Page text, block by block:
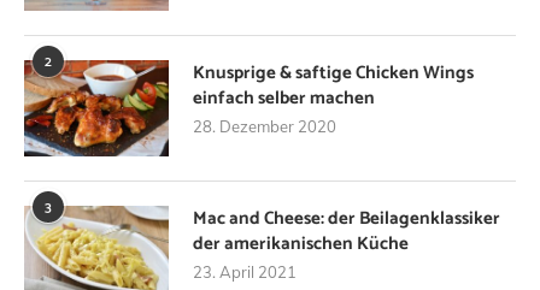
2
Knusprige & saftige Chicken Wings
einfach selber machen
28. Dezember 2020
3
Mac and Cheese: der Beilagenklassiker
der amerikanischen Küche
23. April 2021